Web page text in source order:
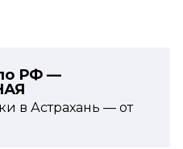
РФ —
в Астрахань — от